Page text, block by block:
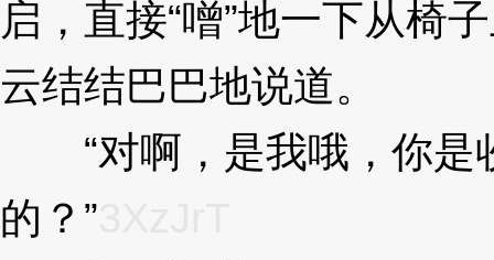
启，直接“噌”地一下从椅
云结结巴巴地说道。
“对啊，是我哦，你是
的？”